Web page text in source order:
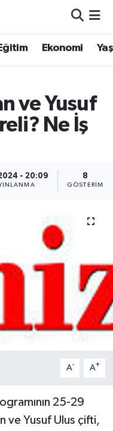
Eğitim Ekonomi
ve Yusuf
Ne İş
- 20:09 8
GÖSTERIM
A- A+
25-29
ve Yusuf Ulus çifti,